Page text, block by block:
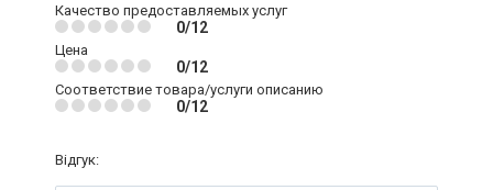
Качество предоставляемых услуг
0/12
Цена
0/12
Соответствие товара/услуги описанию
0/12
Відгук: